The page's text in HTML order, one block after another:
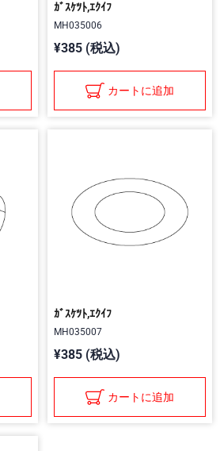
ｶﾞｽｹﾂﾄ,ｴｸｲﾌ
MH035006
¥385 (税込)
カートに追加
ｶﾞｽｹﾂﾄ,ｴｸｲﾌ
MH035007
¥385 (税込)
カートに追加